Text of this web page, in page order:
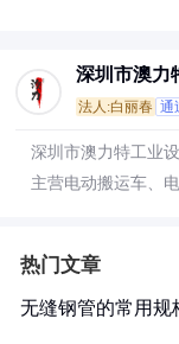
深圳市澳力
法人:白丽春 通
深圳市澳力特工业
主营电动搬运车、
热门文章
无缝钢管的常用规